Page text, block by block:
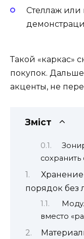
Стеллаж или
Такой «каркас»
покупок.
акценты, не
Зміст
Хранение
порядок
вместо